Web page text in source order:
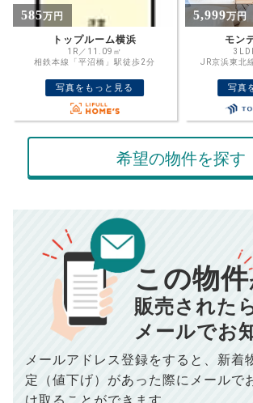
頭金
返済シミュレーション
毎月の支払額
総支払額
【注意事項】
このシミュレーターは元利均等返済方式で試
このシミュレーターは、四捨五入にて計算し
このシミュレーターはお借り入れの全期間で
定です。
このシミュレーターでの結果は、お借り入れ
ありません。
このシミュレーターをご利用された方の、い
も当社は一切責任を負いませんので、ご了承
住宅ローンの種類によって、年収負担率は異
計算する
売却にかかる費用
00万円
■売買契約書印紙／0万円
■抵当権抹消費用／0万円
手元に
ださい。
※シミュレーター結果はあくまでも概算であり
保証するものではございません。
※上記売却費用には、住所変更登記の費用、引
宅ローンの一括繰上返済の手数料等は含まれて
で予めご了承ください。
※仲介手数料は宅地建物取引業法で定められた
おります。（物件価格×3%＋6万円＋消費税）
5,999万円
モンテベルデ横浜
3LDK／63.04㎡
JR京浜東北線「横浜」駅徒歩7分
写真をもっと見る
2,880万円
ライオンズ
JR東海道本
写真
希望の物件を探す
この物件
販売された
メールでお
メールアドレス登録をすると、 新着
定（値下げ）があった際に メールで